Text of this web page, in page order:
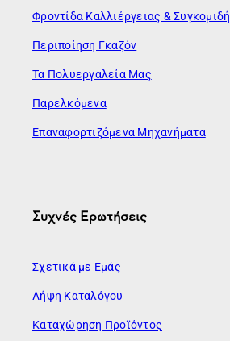
Φροντίδα Καλλιέργειας & Συγκομιδή
Περιποίηση Γκαζόν
Τα Πολυεργαλεία Μας
Παρελκόμενα
Επαναφορτιζόμενα Μηχανήματα
Συχνές Ερωτήσεις
Σχετικά με Εμάς
Λήψη Καταλόγου
Καταχώρηση Προϊόντος